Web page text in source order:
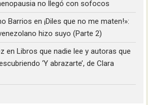
no llegó con sofocos
Barrios en¡Diles que no me maten!»:
hizo suyo (Parte 2)
enLibros que nadie lee y autoras que
‘Y abrazarte’, de Clara